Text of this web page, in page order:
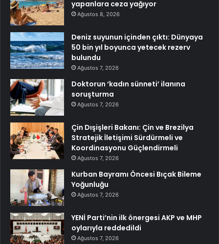
yapanlara ceza yağıyor
Ağustos 8, 2026
Deniz suyunun içinden çıktı: Dünyaya
50 bin yıl boyunca yetecek rezerv
bulundu
Ağustos 7, 2026
Doktorun ‘kadın sünneti’ ilanına
soruşturma
Ağustos 7, 2026
Çin Dışişleri Bakanı: Çin ve Brezilya
Stratejik İletişimi Sürdürmeli ve
Koordinasyonu Güçlendirmeli
Ağustos 7, 2026
Kurban Bayramı Öncesi Bıçak Bileme
Yoğunluğu
Ağustos 7, 2026
YENİ Parti’nin ilk önergesi AKP ve MHP
oylarıyla reddedildi
Ağustos 7, 2026